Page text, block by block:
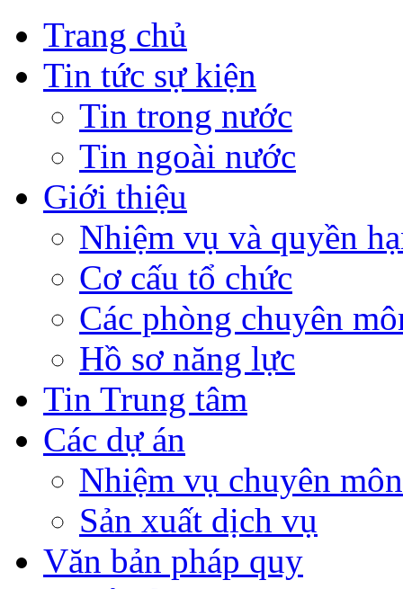
Trang chủ
Tin tức sự kiện
Tin trong nước
Tin ngoài nước
Giới thiệu
Nhiệm vụ và quyền
Cơ cấu tổ chức
Các phòng chuyên
Hồ sơ năng lực
Tin Trung tâm
Các dự án
Nhiệm vụ chuyên môn
Sản xuất dịch vụ
Văn bản pháp quy